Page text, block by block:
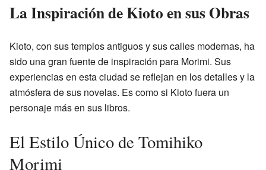
La Inspiración de Kioto en sus Obras
Kioto, con sus templos antiguos y sus calles modernas, ha
sido una gran fuente de inspiración para Morimi. Sus
experiencias en esta ciudad se reflejan en los detalles y la
atmósfera de sus novelas. Es como si Kioto fuera un
personaje más en sus libros.
El Estilo Único de Tomihiko
Morimi